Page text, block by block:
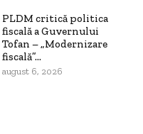
PLDM critică politica
fiscală a Guvernului
Tofan – „Modernizare
fiscală”...
august 6, 2026